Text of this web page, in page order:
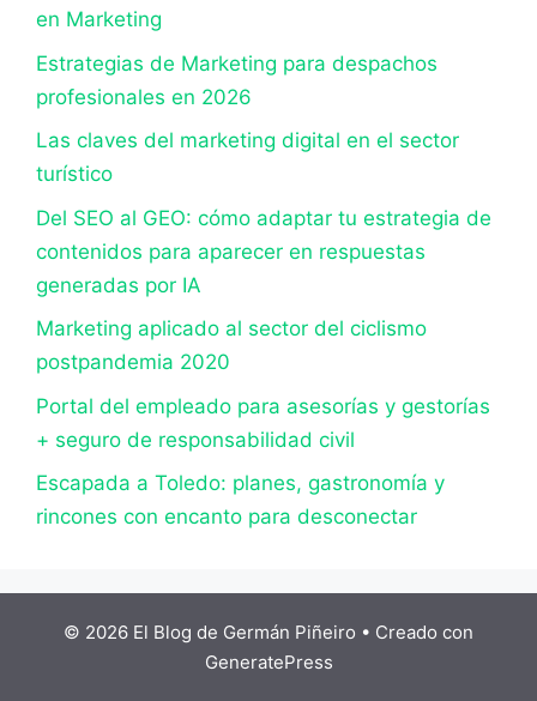
en Marketing
Estrategias de Marketing para despachos
profesionales en 2026
Las claves del marketing digital en el sector
turístico
Del SEO al GEO: cómo adaptar tu estrategia de
contenidos para aparecer en respuestas
generadas por IA
Marketing aplicado al sector del ciclismo
postpandemia 2020
Portal del empleado para asesorías y gestorías
+ seguro de responsabilidad civil
Escapada a Toledo: planes, gastronomía y
rincones con encanto para desconectar
© 2026 El Blog de Germán Piñeiro • Creado con
GeneratePress